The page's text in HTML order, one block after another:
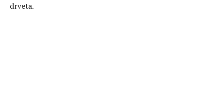
drveta.